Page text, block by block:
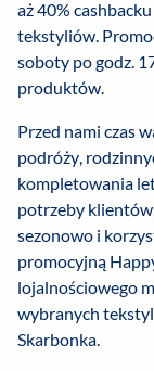
aż 40%
tekstyliów.
soboty po godz.
produktów.
Przed nami czas
podróży,
kompletowania
potrzeby
sezonowo i
promocyjną
lojalnościowego
wybranych
Skarbonka.